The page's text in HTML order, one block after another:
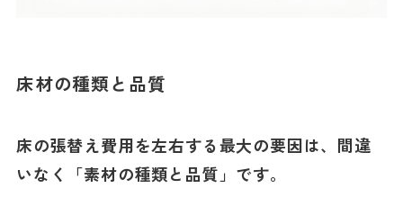
床材の種類と品質
床の張替え費用を左右する最大の要因は、間違
いなく「素材の種類と品質」です。